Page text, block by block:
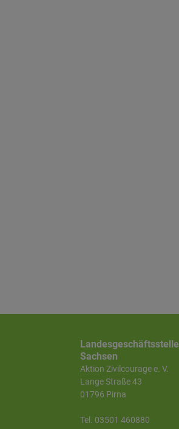
Landesgeschäftsstelle
Sachsen
Aktion Zivilcourage e. V.
Lange Straße 43
01796 Pirna
Tel. 03501 460880